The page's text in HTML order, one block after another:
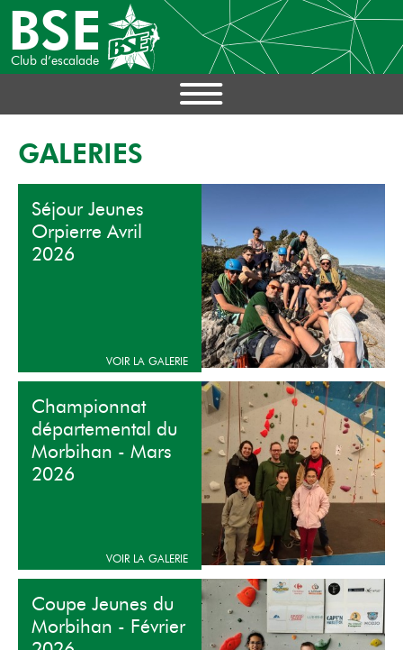
BSE
Club d’escalade
GALERIES
Séjour Jeunes
Orpierre Avril
2026
Championnat
départemental du
Morbihan - Mars
2026
Coupe Jeunes du
Morbihan - Février